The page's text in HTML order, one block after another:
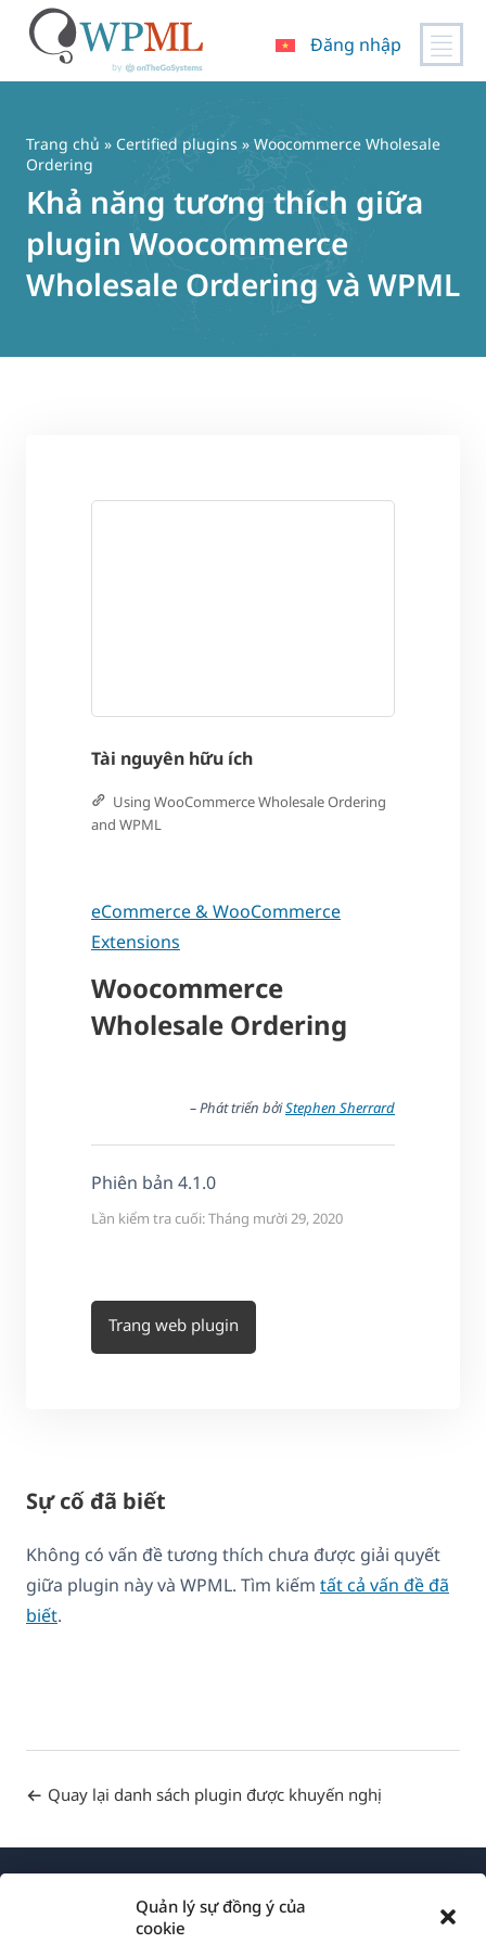
Quản lý sự đồng ý của
cookie
dung
Đăng nhập
Trang chủ » Certified plugins » Woocommerce Wholesale
Ordering
Khả năng tương thích giữa
plugin Woocommerce
Wholesale Ordering và WPML
Tài nguyên hữu ích
Using WooCommerce Wholesale Ordering
and WPML
eCommerce & WooCommerce
Extensions
Woocommerce
Wholesale Ordering
– Phát triển bởiStephen Sherrard
Phiên bản 4.1.0
Lần kiểm tra cuối: Tháng mười 29, 2020
Trang web plugin
Sự cố đã biết
Không có vấn đề tương thích chưa được giải quyết
giữa plugin này và WPML. Tìm kiếm tất cả vấn đề đã
biết.
Quay lại danh sách plugin được khuyến nghị